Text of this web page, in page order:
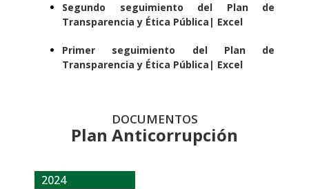
Segundo seguimiento del Plan de
Transparencia y Ética Pública | Excel
Primer seguimiento del Plan de
Transparencia y Ética Pública | Excel
DOCUMENTOS
Plan Anticorrupción
2024